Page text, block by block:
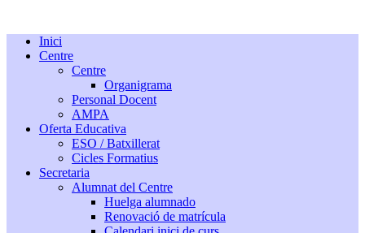
Inici
Centre
Centre
Organigrama
Personal Docent
AMPA
Oferta Educativa
ESO / Batxillerat
Cicles Formatius
Secretaria
Alumnat del Centre
Huelga alumnado
Renovació de matrícula